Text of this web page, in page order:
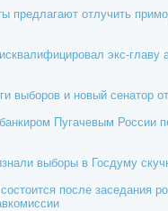
предлагают отлучить
экс-главу
выборов и новый сенатор
Пугачевым России
выборы в Госдуму
после заседания